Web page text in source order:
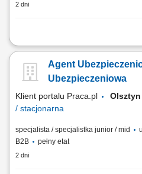
2 dni
Zadania Tworzenie i pielęgnowanie
dedykowanych rozwiązań polisowych.
prowadzenie prezentacji i konsultacji
Agent
Ubezpieczeniowa
Klient portalu Praca.pl
/ stacjonarna
specjalista / specjalistka junior / mid
B2B
pełny etat
2 dni